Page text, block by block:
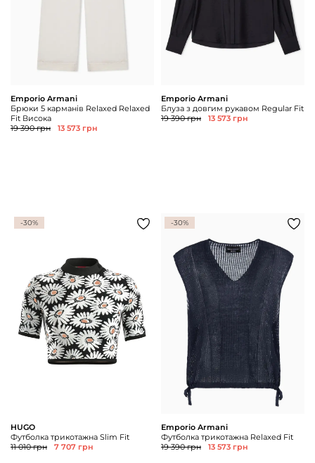
Emporio Armani
Брюки 5 карманів Relaxed Relaxed
Fit Висока
19 390 грн
13 573 грн
Emporio Armani
Блуза з довгим рукавом Regular Fit
19 390 грн
13 573 грн
-30%
HUGO
Футболка трикотажна Slim Fit
11 010 грн
7 707 грн
-30%
Emporio Armani
Футболка трикотажна Relaxed Fit
19 390 грн
13 573 грн